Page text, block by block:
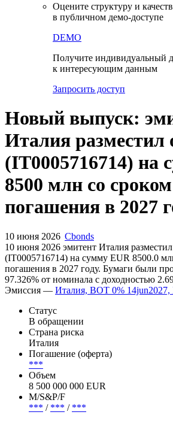
Оцените структуру и
в публичном демо-доступе
DEMO
Получите индивидуальный
к интересующим данным
Запросить доступ
Новый выпуск:
Италия разместил
(IT0005716714) на
8500 млн со сроком
погашения в 2027
10 июня 2026 Cbonds
10 июня 2026 эмитент Италия
(IT0005716714) на сумму EUR 8500.0
погашения в 2027 году. Бумаги были
97.326% от номинала с доходностью
Эмиссия — Италия, BOT 0%
Статус
В обращении
Страна риска
Италия
Погашение (оферта)
***
Объем
8 500 000 000 EUR
М/S&P/F
*** / *** / ***